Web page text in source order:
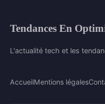
Tendances En
L'actualité tech et les
AccueilMentions légales